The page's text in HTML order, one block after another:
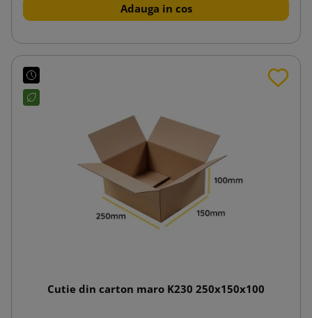
Adauga in cos
Cutie din carton maro K230 250x150x100